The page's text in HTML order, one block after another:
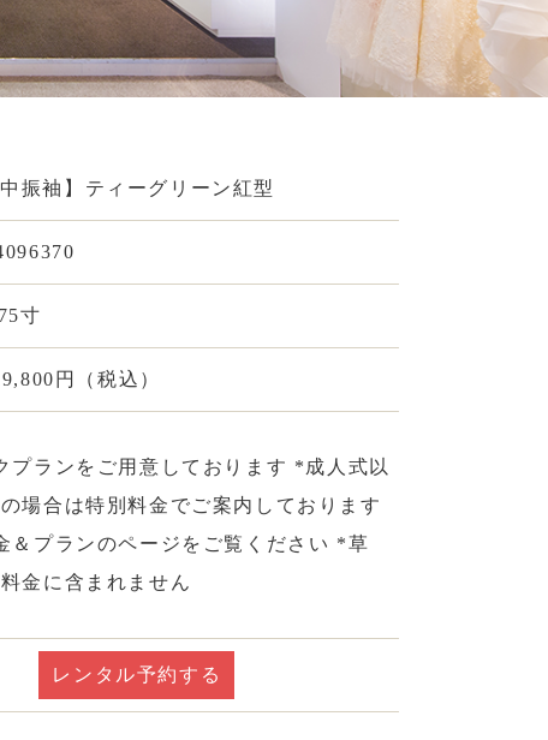
中振袖】ティーグリーン紅型
寸
円（税込）
プランをご用意しております *成人式以
場合は特別料金でご案内しております
＆プランのページをご覧ください *草
金に含まれません
レンタル予約する